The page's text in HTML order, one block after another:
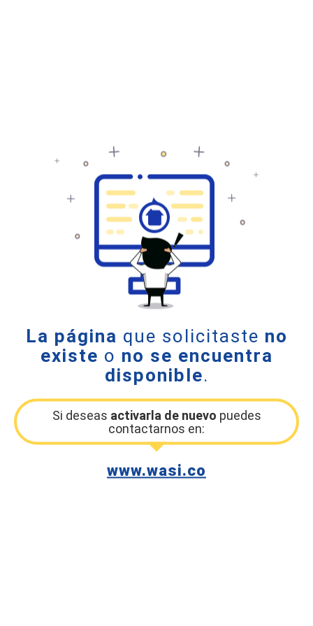
La página que solicitaste no
existe o no se encuentra
disponible.
Si deseas activarla de nuevo puedes
contactarnos en:
www.wasi.co